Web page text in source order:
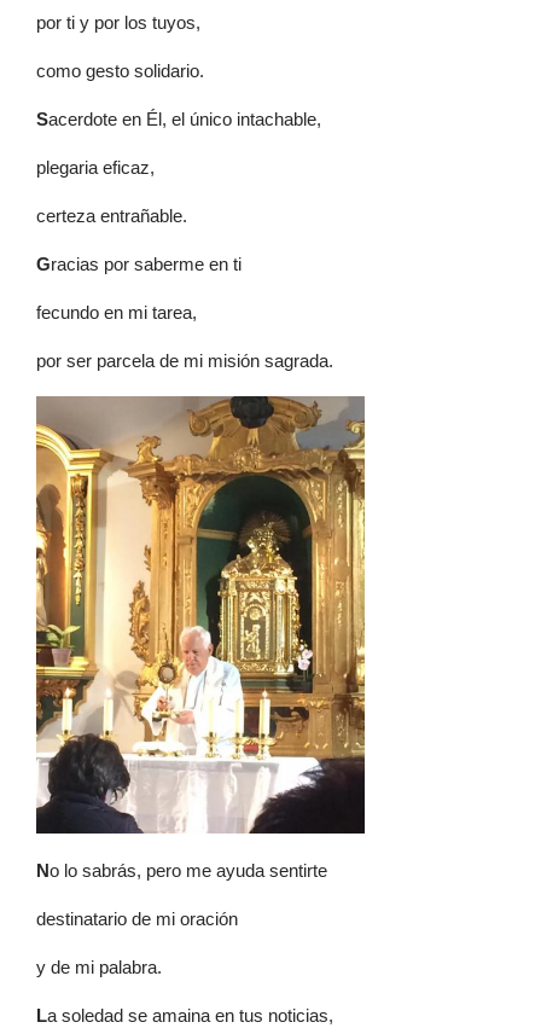
por ti y por los tuyos,
como gesto solidario.
Sacerdote en Él, el único intachable,
plegaria eficaz,
certeza entrañable.
Gracias por saberme en ti
fecundo en mi tarea,
por ser parcela de mi misión sagrada.
No lo sabrás, pero me ayuda sentirte
destinatario de mi oración
y de mi palabra.
La soledad se amaina en tus noticias,